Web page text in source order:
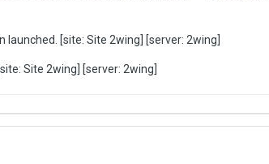
launched. [site: Site 2wing] [server: 2wing]
Site 2wing] [server: 2wing]